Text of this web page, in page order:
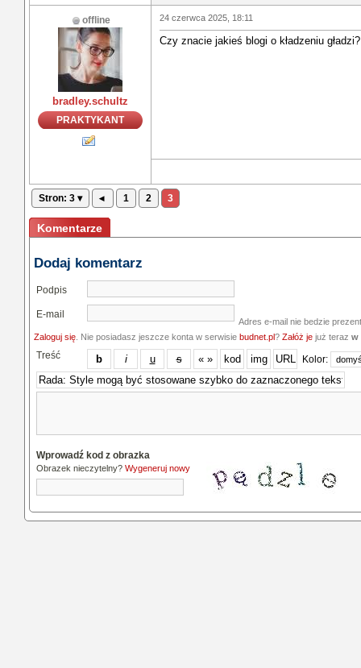
offline
bradley.schultz
PRAKTYKANT
24 czerwca 2025, 18:11
Czy znacie jakieś blogi o kładzeniu gładzi?
Stron: 3 ▾ ◂ 1 2 3
Komentarze
Dodaj komentarz
Podpis
E-mail
Adres e-mail nie bedzie
Zaloguj się . Nie posiadasz jeszcze konta w serwisie budnet.pl? Załóż je już teraz w
Treść Kolor:
Wprowadź kod z obrazka
Obrazek nieczytelny? Wygeneruj nowy